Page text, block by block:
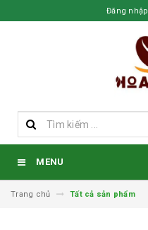
Đăng nhập
MENU
Trang chủ Tất cả sản phẩm